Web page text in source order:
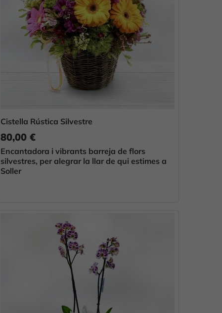
Cistella Rústica Silvestre
80,00 €
Encantadora i vibrants barreja de flors
silvestres, per alegrar la llar de qui estimes a
Soller